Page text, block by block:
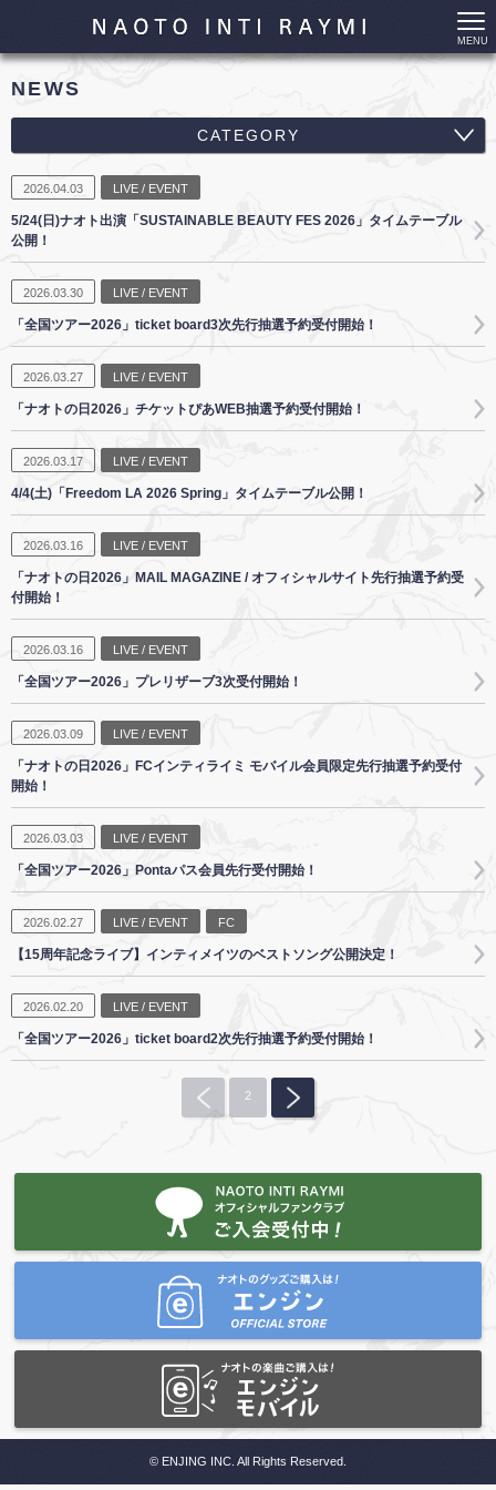
MENU
NEWS
CATEGORY
ALL
RELEASE
LIVE / EVENT
TV
RADIO
MAGAZINE / BOOK
WEB
2026.04.03 LIVE / EVENT
5/24(日)ナオト出演「SUSTAINABLE BEAUTY FES 2026」タイムテーブル
公開！
2026.03.30 LIVE / EVENT
「全国ツアー2026」ticket board3次先行抽選予約受付開始！
2026.03.27 LIVE / EVENT
「ナオトの日2026」チケットぴあWEB抽選予約受付開始！
2026.03.17 LIVE / EVENT
4/4(土)「Freedom LA 2026 Spring」タイムテーブル公開！
2026.03.16 LIVE / EVENT
「ナオトの日2026」MAIL MAGAZINE / オフィシャルサイト先行抽選予約受
付開始！
2026.03.16 LIVE / EVENT
「全国ツアー2026」プレリザーブ3次受付開始！
2026.03.09 LIVE / EVENT
「ナオトの日2026」FCインティライミ モバイル会員限定先行抽選予約受付
開始！
2026.03.03 LIVE / EVENT
「全国ツアー2026」Pontaパス会員先行受付開始！
2026.02.27 LIVE / EVENT FC
【15周年記念ライブ】インティメイツのベストソング公開決定！
2026.02.20 LIVE / EVENT
「全国ツアー2026」ticket board2次先行抽選予約受付開始！
2
© ENJING INC. All Rights Reserved.